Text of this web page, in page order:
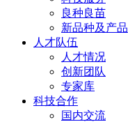
良种良苗
新品种及产品
人才队伍
人才情况
创新团队
专家库
科技合作
国内交流